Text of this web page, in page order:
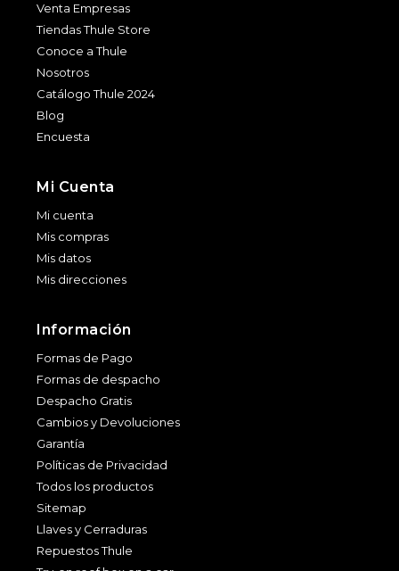
Venta Empresas
Tiendas Thule Store
Conoce a Thule
Nosotros
Catálogo Thule 2024
Blog
Encuesta
Mi Cuenta
Mi cuenta
Mis compras
Mis datos
Mis direcciones
Información
Formas de Pago
Formas de despacho
Despacho Gratis
Cambios y Devoluciones
Garantía
Políticas de Privacidad
Todos los productos
Sitemap
Llaves y Cerraduras
Repuestos Thule